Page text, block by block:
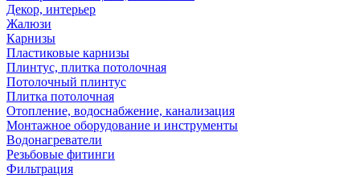
Декор, интерьер
Жалюзи
Карнизы
Пластиковые карнизы
Плинтус, плитка потолочная
Потолочный плинтус
Плитка потолочная
Отопление, водоснабжение, канализация
Монтажное оборудование и инструменты
Водонагреватели
Резьбовые фитинги
Фильтрация